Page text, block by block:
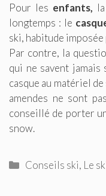
Pour les enfants,
longtemps : le
ski, habitude
Par contre, la
qui ne savent
casque au matériel
amendes ne sont
conseillé de porter
snow.
Catégories
Conseils ski, Le